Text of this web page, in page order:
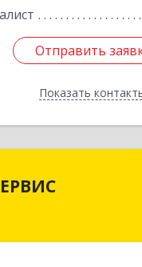
Отправить
Показать
Отправить
Назад